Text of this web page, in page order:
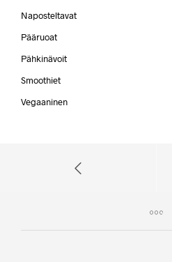
Naposteltavat
Pääruoat
Pähkinävoit
Smoothiet
Vegaaninen